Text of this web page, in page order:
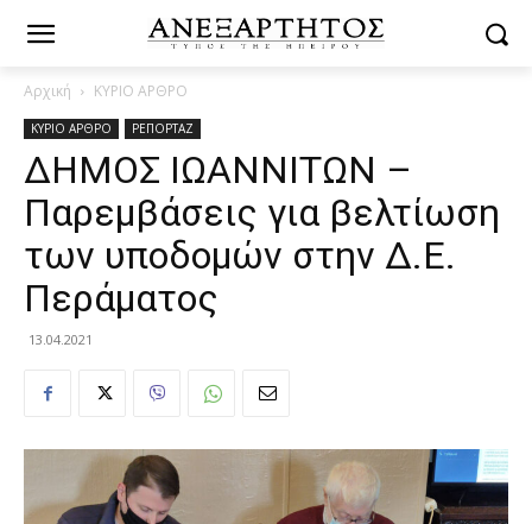
Αρχική ΚΥΡΙΟ ΑΡΘΡΟ
ΚΥΡΙΟ ΑΡΘΡΟ ΡΕΠΟΡΤΑΖ
ΔΗΜΟΣ ΙΩΑΝΝΙΤΩΝ –
Παρεμβάσεις για βελτίωση
των υποδομών στην Δ.Ε.
Περάματος
13.04.2021